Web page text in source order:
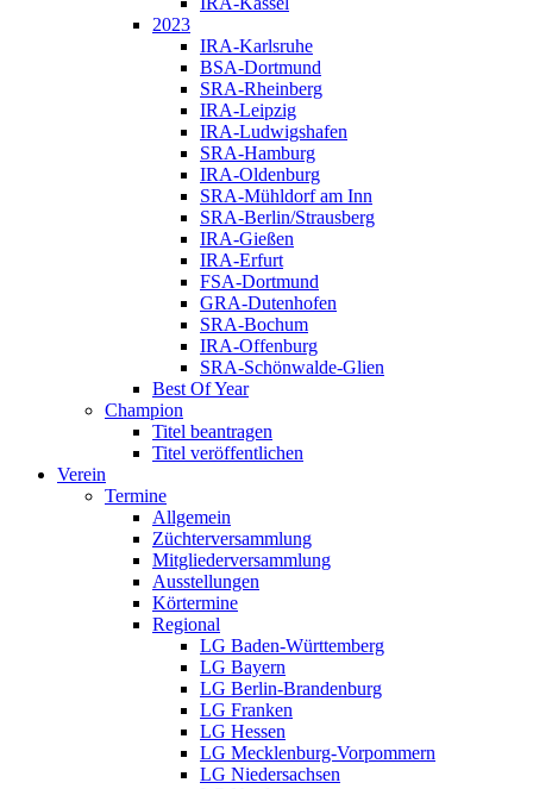
2023
IRA-Karlsruhe
BSA-Dortmund
SRA-Rheinberg
IRA-Leipzig
IRA-Ludwigshafen
SRA-Hamburg
IRA-Oldenburg
SRA-Mühldorf am Inn
SRA-Berlin/Strausberg
IRA-Gießen
IRA-Erfurt
FSA-Dortmund
GRA-Dutenhofen
SRA-Bochum
IRA-Offenburg
SRA-Schönwalde-Glien
Best Of Year
Champion
Titel beantragen
Titel veröffentlichen
Verein
Termine
Allgemein
Züchterversammlung
Mitgliederversammlung
Ausstellungen
Körtermine
Regional
LG Baden-Württemberg
LG Bayern
LG Berlin-Brandenburg
LG Franken
LG Hessen
LG Mecklenburg-Vorpommern
LG Niedersachsen